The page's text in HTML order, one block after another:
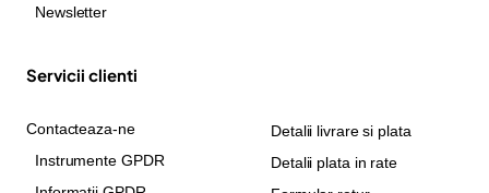
Newsletter
Servicii clienti
Contacteaza-ne
Instrumente GPDR
Detalii livrare si plata
Detalii plata in rate